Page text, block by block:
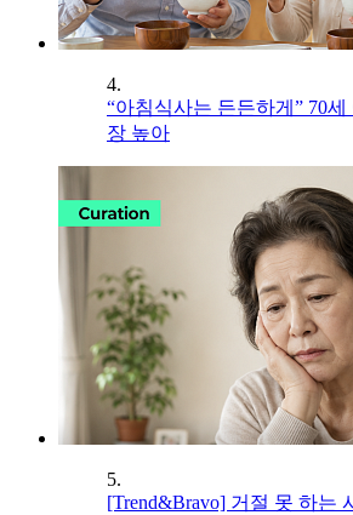
4.
“아침식사는 든든하게” 70
장 높아
5.
[Trend&Bravo] 거절 못 하는